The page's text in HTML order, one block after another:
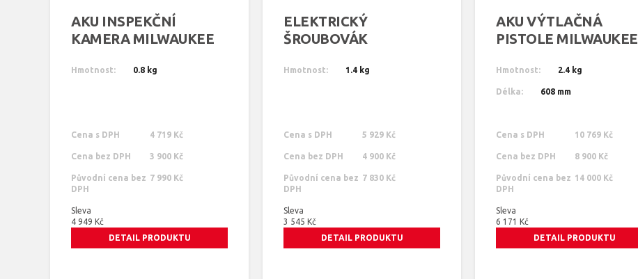
AKU INSPEKČNÍ
KAMERA MILWAUKEE
Hmotnost: 0.8 kg
Cena s DPH 4 719 Kč
Cena bez DPH 3 900 Kč
Původní cena bez
DPH
7 990 Kč
Sleva
4 949 Kč
DETAIL PRODUKTU
ELEKTRICKÝ
ŠROUBOVÁK
Q
Hmotnost: 1.4 kg
Cena s DPH 5 929 Kč
Cena bez DPH 4 900 Kč
Původní cena bez
DPH
7 830 Kč
Sleva
3 545 Kč
DETAIL PRODUKTU
AKU VÝTLAČNÁ
PISTOLE MILWAUKEE
Hmotnost: 2.4 kg
Délka: 608 mm
Cena s DPH 10 769 Kč
Cena bez DPH 8 900 Kč
Původní cena bez
DPH
14 000 Kč
Sleva
6 171 Kč
DETAIL PRODUKTU